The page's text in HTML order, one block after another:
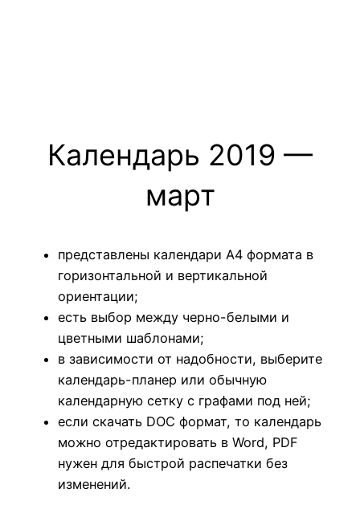
Календарь 2019 —
март
представлены календари А4 формата в
горизонтальной и вертикальной
ориентации;
есть выбор между черно-белыми и
цветными шаблонами;
в зависимости от надобности, выберите
календарь-планер или обычную
календарную сетку с графами под ней;
если скачать DOC формат, то календарь
можно отредактировать в Word, PDF
нужен для быстрой распечатки без
изменений.